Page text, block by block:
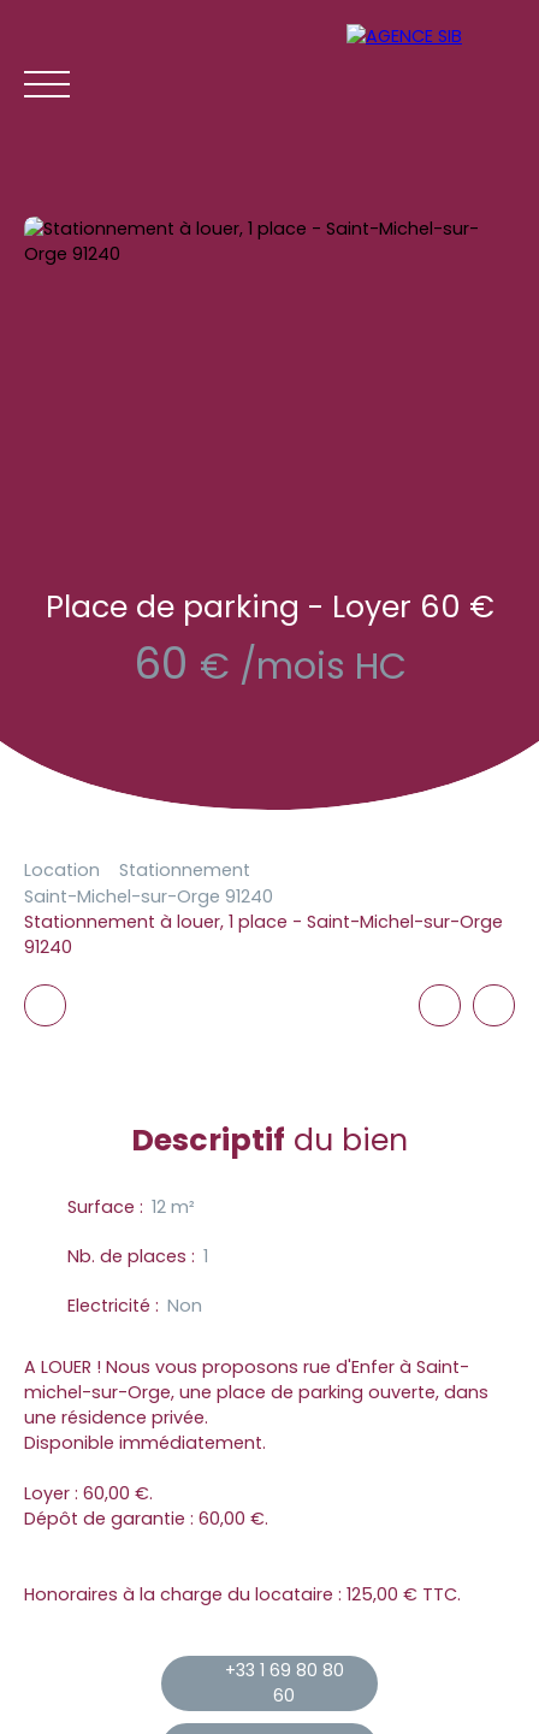
Place de parking - Loyer 60 €
60 € /mois HC
Location
Stationnement
Saint-Michel-sur-Orge 91240
Stationnement à louer, 1 place - Saint-Michel-sur-Orge
91240
Descriptif du bien
Surface : 12 m²
Nb. de places : 1
Electricité : Non
A LOUER ! Nous vous proposons rue d'Enfer à Saint-
michel-sur-Orge, une place de parking ouverte, dans
une résidence privée.
Disponible immédiatement.
Loyer : 60,00 €.
Dépôt de garantie : 60,00 €.
Honoraires à la charge du locataire : 125,00 € TTC.
+33 1 69 80 80
60